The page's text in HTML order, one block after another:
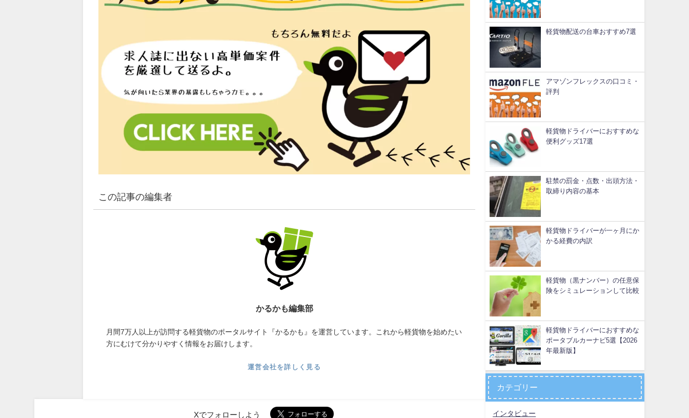
この記事の編集者
かるかも編集部
月間7万人以上が訪問する軽貨物のポータルサイト『かるかも』を運営しています。これから軽貨物を始めたい
方にむけて分かりやすく情報をお届けします。
運営会社を詳しく見る
Xでフォローしよう
軽貨物配送の台車おすすめ7選
アマゾンフレックスの口コミ・
評判
軽貨物ドライバーにおすすめな
便利グッズ17選
駐禁の罰金・点数・出頭方法・
取締り内容の基本
軽貨物ドライバーが一ヶ月にか
かる経費の内訳
軽貨物（黒ナンバー）の任意保
険をシミュレーションして比較
軽貨物ドライバーにおすすめな
ポータブルカーナビ5選【2026
年最新版】
カテゴリー
インタビュー